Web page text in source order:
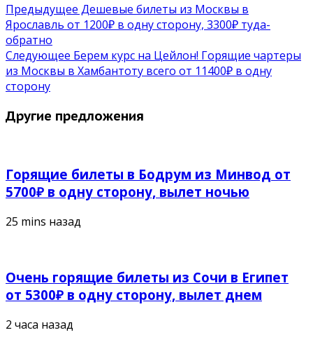
Предыдущее Дешевые билеты из Москвы в
Ярославль от 1200₽ в одну сторону, 3300₽ туда-
обратно
Следующее Берем курс на Цейлон! Горящие чартеры
из Москвы в Хамбантоту всего от 11400₽ в одну
сторону
Другие предложения
Горящие билеты в Бодрум из Минвод от
5700₽ в одну сторону, вылет ночью
25 mins назад
Очень горящие билеты из Сочи в Египет
от 5300₽ в одну сторону, вылет днем
2 часа назад